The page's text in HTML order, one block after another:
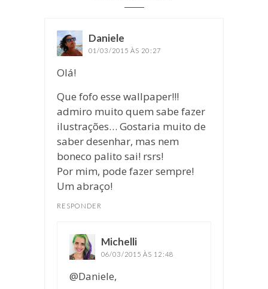
Daniele
01/03/2015 ÀS 20:27
Olá!
Que fofo esse wallpaper!!!
admiro muito quem sabe fazer
ilustrações… Gostaria muito de
saber desenhar, mas nem
boneco palito sai! rsrs!
Por mim, pode fazer sempre!
Um abraço!
RESPONDER
Michelli
06/03/2015 ÀS 12:48
@Daniele,